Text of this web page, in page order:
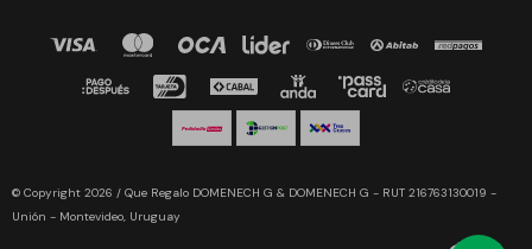
© Copyright 2026 / Que Regalo DOMENECH G & DOMENECH G - RUT 216763130019 -
Unión - Montevideo, Uruguay